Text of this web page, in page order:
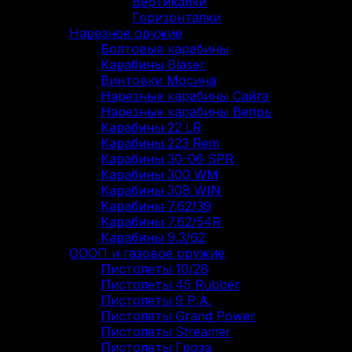
Горизонталки
Нарезное оружие
Болтовые карабины
Карабины Blaser
Винтовки Мосина
Нарезные карабины Сайга
Нарезные карабины Вепрь
Карабины 22 LR
Карабины 223 Rem
Карабины 30-06 SPR
Карабины 300 WM
Карабины 308 WIN
Карабины 7.62/39
Карабины 7.62/54R
Карабины 9.3/62
ОООП и газовое оружие
Пистолеты 10/28
Пистолеты 45 Rubber
Пистолеты 9 Р.А.
Пистолеты Grand Power
Пистолеты Streamer
Пистолеты Гроза